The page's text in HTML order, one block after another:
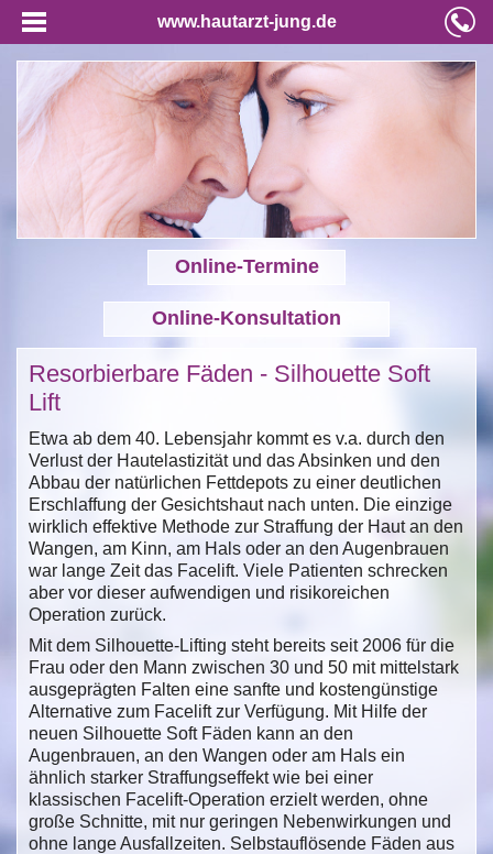
www.hautarzt-jung.de
Online-Termine
Online-Konsultation
Resorbierbare Fäden - Silhouette Soft
Lift
Etwa ab dem 40. Lebensjahr kommt es v.a. durch den
Verlust der Hautelastizität und das Absinken und den
Abbau der natürlichen Fettdepots zu einer deutlichen
Erschlaffung der Gesichtshaut nach unten. Die einzige
wirklich effektive Methode zur Straffung der Haut an den
Wangen, am Kinn, am Hals oder an den Augenbrauen
war lange Zeit das Facelift. Viele Patienten schrecken
aber vor dieser aufwendigen und risikoreichen
Operation zurück.
Mit dem Silhouette-Lifting steht bereits seit 2006 für die
Frau oder den Mann zwischen 30 und 50 mit mittelstark
ausgeprägten Falten eine sanfte und kostengünstige
Alternative zum Facelift zur Verfügung. Mit Hilfe der
neuen Silhouette Soft Fäden kann an den
Augenbrauen, an den Wangen oder am Hals ein
ähnlich starker Straffungseffekt wie bei einer
klassischen Facelift-Operation erzielt werden, ohne
große Schnitte, mit nur geringen Nebenwirkungen und
ohne lange Ausfallzeiten. Selbstauflösende Fäden aus